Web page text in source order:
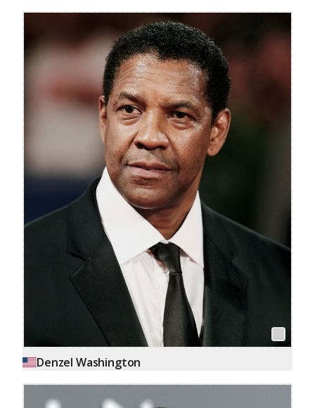
Denzel Washington